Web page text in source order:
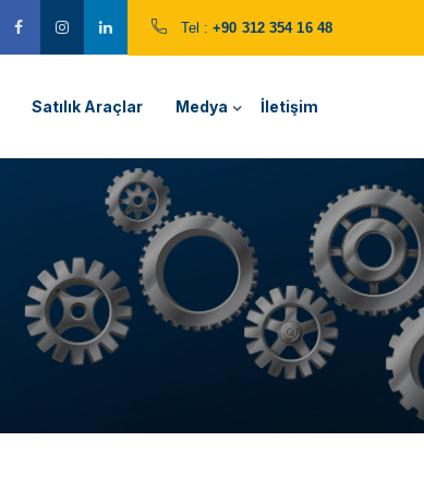
Tel : +90 312 354 16 48
Satılık Araçlar Medya İletişim